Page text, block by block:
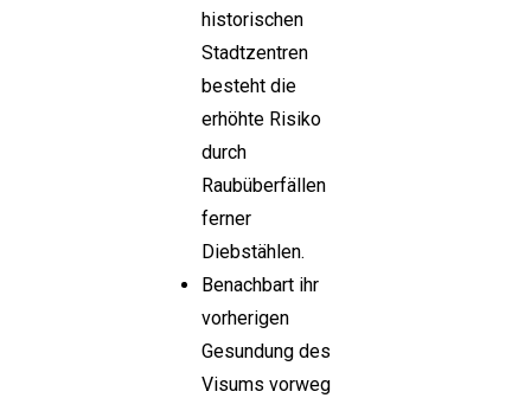
historischen
Stadtzentren
besteht die
erhöhte Risiko
durch
Raubüberfällen
ferner
Diebstählen.
Benachbart ihr
vorherigen
Gesundung des
Visums vorweg